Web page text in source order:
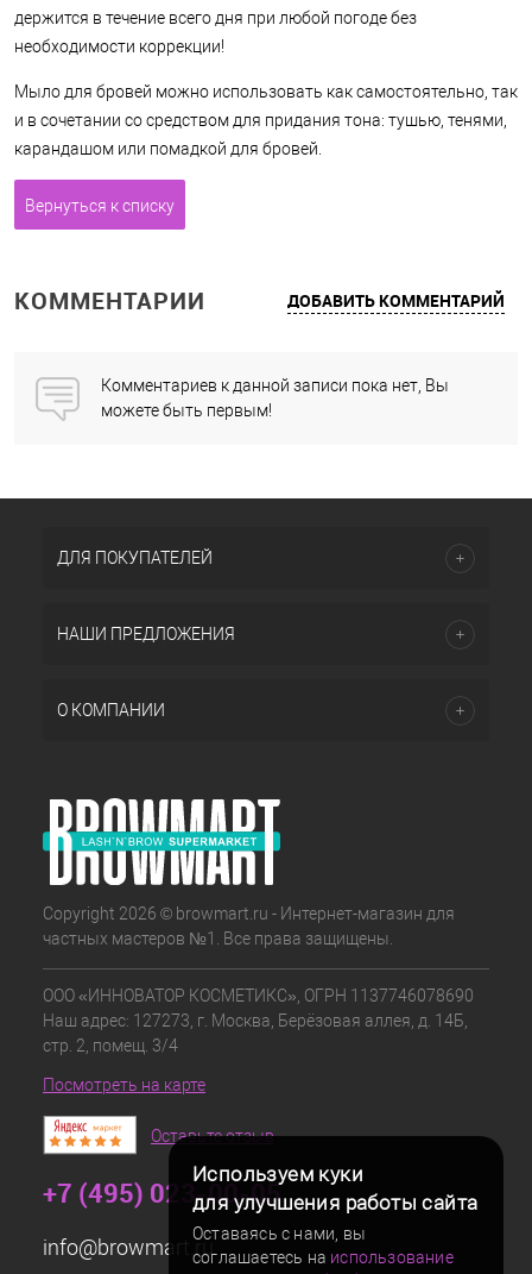
держится в течение всего дня при любой погоде без
необходимости коррекции!
Мыло для бровей можно использовать как самостоятельно, так
и в сочетании со средством для придания тона: тушью, тенями,
карандашом или помадкой для бровей.
Вернуться к списку
КОММЕНТАРИИ ДОБАВИТЬ КОММЕНТАРИЙ
Комментариев к данной записи пока нет, Вы
можете быть первым!
Используем куки
для улучшения работы сайта
Оставаясь с нами, вы
соглашаетесь на использование
ДЛЯ ПОКУПАТЕЛЕЙ
НАШИ ПРЕДЛОЖЕНИЯ
О КОМПАНИИ
Copyright 2026 © browmart.ru - Интернет-магазин для
частных мастеров №1. Все права защищены.
ООО «ИННОВАТОР КОСМЕТИКС», ОГРН 1137746078690
Наш адрес: 127273, г. Москва, Берёзовая аллея, д. 14Б,
стр. 2, помещ. 3/4
Посмотреть на карте
Оставьте отзыв
+7 (495) 023-00-05
info@browmart.ru